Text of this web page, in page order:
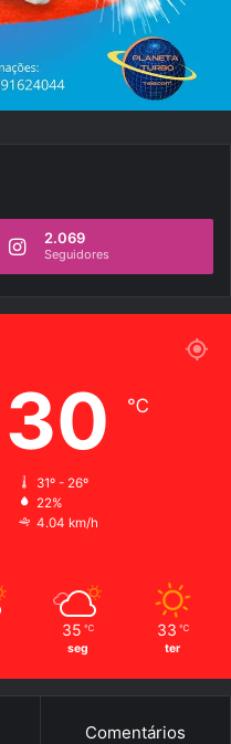
2.069
Seguidores
30 ℃
31º - 26º
22%
4.04 km/h
35 ℃
seg
33 ℃
ter
Comentários